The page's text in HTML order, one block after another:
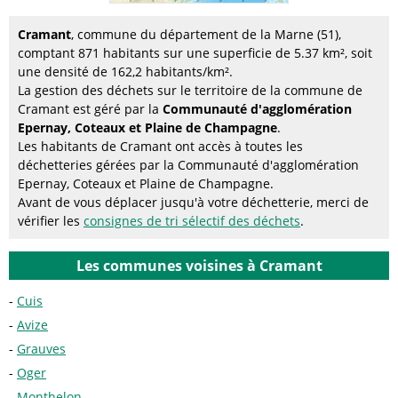
Cramant, commune du département de la Marne (51),
comptant 871 habitants sur une superficie de 5.37 km², soit
une densité de 162,2 habitants/km².
La gestion des déchets sur le territoire de la commune de
Cramant est géré par la Communauté d'agglomération
Epernay, Coteaux et Plaine de Champagne.
Les habitants de Cramant ont accès à toutes les
déchetteries gérées par la Communauté d'agglomération
Epernay, Coteaux et Plaine de Champagne.
Avant de vous déplacer jusqu'à votre déchetterie, merci de
vérifier les consignes de tri sélectif des déchets.
Les communes voisines à Cramant
Cuis
Avize
Grauves
Oger